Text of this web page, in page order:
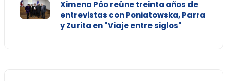
Ximena Póo reúne treinta años de
entrevistas con Poniatowska, Parra
y Zurita en "Viaje entre siglos"